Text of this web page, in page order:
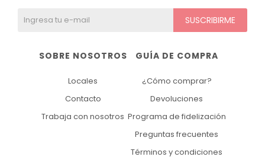
GUÍA DE COMPRA
¿Cómo comprar?
Devoluciones
Programa de fidelización
Preguntas frecuentes
Términos y condiciones
SOBRE NOSOTROS
Locales
Contacto
Trabaja con nosotros
SUSCRIBIRME